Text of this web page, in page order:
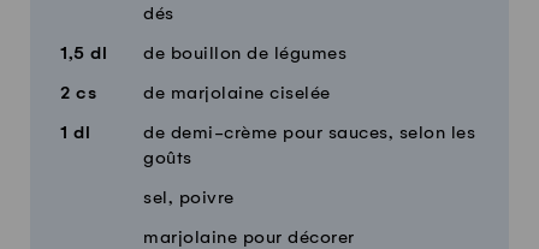
dés
1,5 dl de bouillon de légumes
2 cs de marjolaine ciselée
1 dl
de demi-crème pour sauces, selon les
goûts
sel, poivre
marjolaine pour décorer